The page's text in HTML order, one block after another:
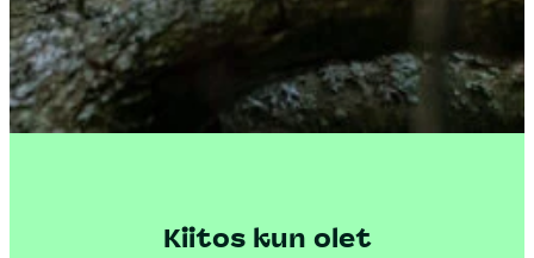
Kiitos kun olet